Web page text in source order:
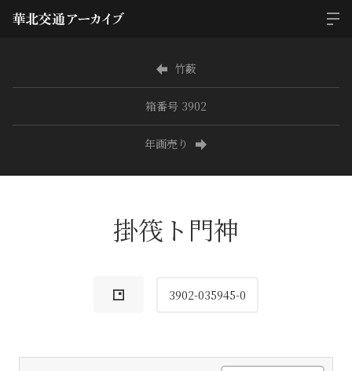
竹藪
箱番号 3902
年画売り
掛筏ト門神
3902-035945-0